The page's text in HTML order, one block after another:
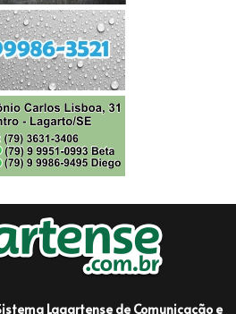
Lagartense de Comunicação e